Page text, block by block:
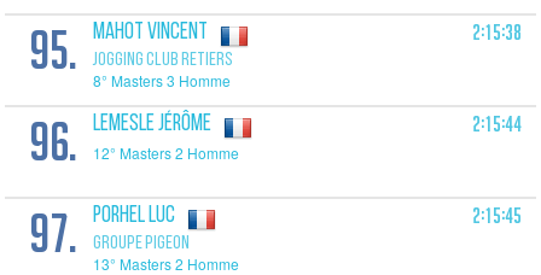
95. MAHOT Vincent
JOGGING CLUB RETIERS
8° Masters 3 Homme
2:15:38
96. LEMESLE Jérôme
12° Masters 2 Homme
2:15:44
97. PORHEL Luc
GROUPE PIGEON
13° Masters 2 Homme
2:15:45